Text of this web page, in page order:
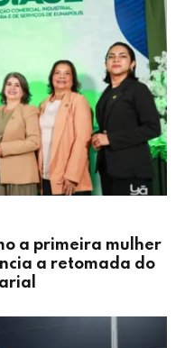
a primeira mulher
a retomada do